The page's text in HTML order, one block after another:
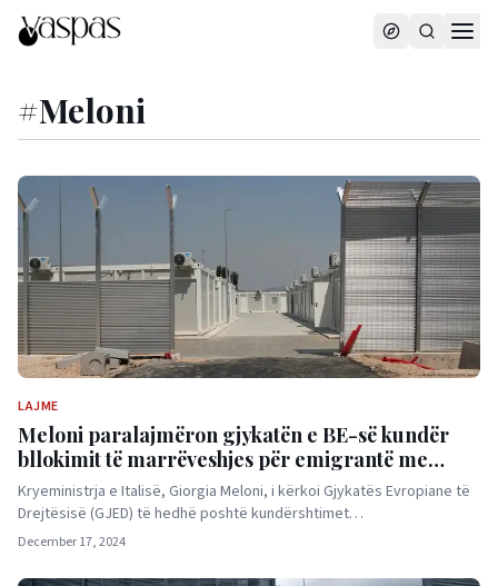
#Meloni
LAJME
Meloni paralajmëron gjykatën e BE-së kundër
bllokimit të marrëveshjes për emigrantë me
Shqipërinë
Kryeministrja e Italisë, Giorgia Meloni, i kërkoi Gjykatës Evropiane të
Drejtësisë (GJED) të hedhë poshtë kundërshtimet…
December 17, 2024